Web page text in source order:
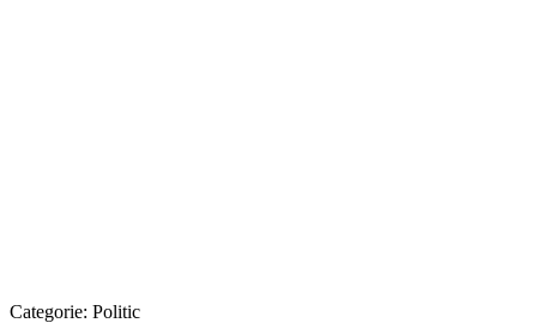
Categorie: Politic